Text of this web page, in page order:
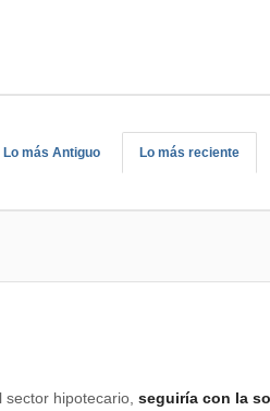
Lo más reciente
Lo más Antiguo
hipotecario, seguiría con la